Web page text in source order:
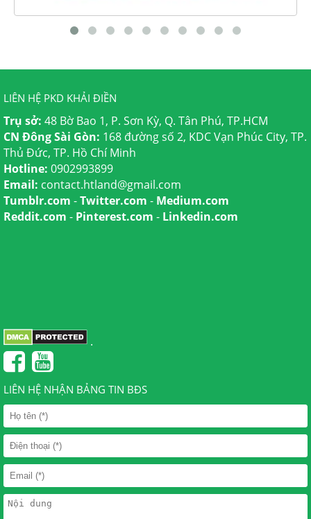
LIÊN HỆ PKD KHẢI ĐIỀN
Trụ sở: 48 Bờ Bao 1, P. Sơn Kỳ, Q. Tân Phú, TP.HCM
CN Đông Sài Gòn: 168 đường số 2, KDC Vạn Phúc City, TP.
Thủ Đức, TP. Hồ Chí Minh
Hotline: 0902993899
Email: contact.htland@gmail.com
Tumblr.com -Twitter.com - Medium.com
Reddit.com - Pinterest.com - Linkedin.com
.
LIÊN HỆ NHẬN BẢNG TIN BĐS